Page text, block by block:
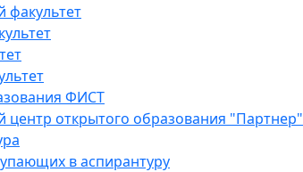
ФИСТ
открытого образования "Партнер"
в аспирантуру